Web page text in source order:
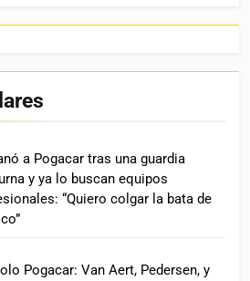
a Pogacar tras una guardia
y ya lo buscan equipos
“Quiero colgar la bata de
Pogacar: Van Aert, Pedersen, y